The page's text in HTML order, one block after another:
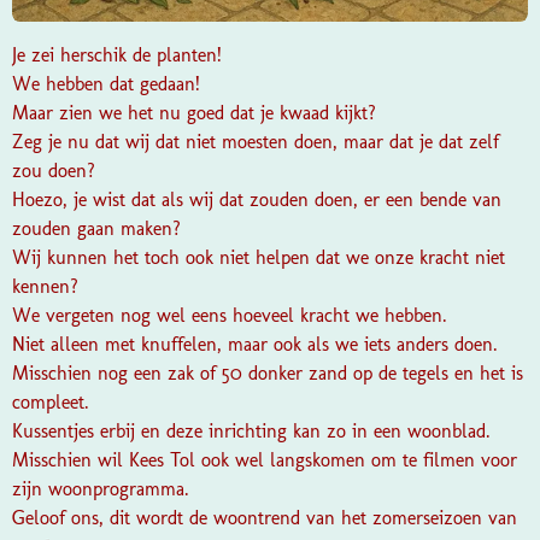
Je zei herschik de planten!
We hebben dat gedaan!
Maar zien we het nu goed dat je kwaad kijkt?
Zeg je nu dat wij dat niet moesten doen, maar dat je dat zelf
zou doen?
Hoezo, je wist dat als wij dat zouden doen, er een bende van
zouden gaan maken?
Wij kunnen het toch ook niet helpen dat we onze kracht niet
kennen?
We vergeten nog wel eens hoeveel kracht we hebben.
Niet alleen met knuffelen, maar ook als we iets anders doen.
Misschien nog een zak of 50 donker zand op de tegels en het is
compleet.
Kussentjes erbij en deze inrichting kan zo in een woonblad.
Misschien wil Kees Tol ook wel langskomen om te filmen voor
zijn woonprogramma.
Geloof ons, dit wordt de woontrend van het zomerseizoen van